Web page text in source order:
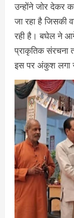
उन्होंने जोर देकर
जा रहा है जिसकी
रही है। बघेल ने आगे
प्राकृतिक संरचना
इस पर अंकुश लगा